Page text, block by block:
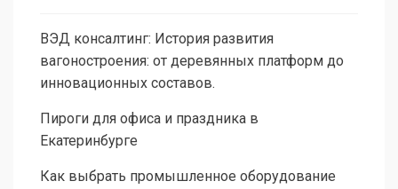
ВЭД консалтинг: История развития
вагоностроения: от деревянных платформ до
инновационных составов.
Пироги для офиса и праздника в
Екатеринбурге
Как выбрать промышленное оборудование